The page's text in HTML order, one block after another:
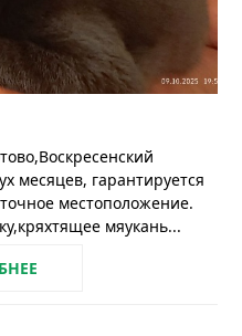
месяцев, гарантируется
местоположение.
мяукань...